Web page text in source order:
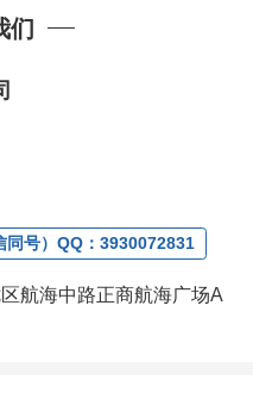
发货和
来询购
们
同号）QQ：3930072831
航海中路正商航海广场A